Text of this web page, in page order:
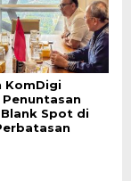
KomDigi
Spot di